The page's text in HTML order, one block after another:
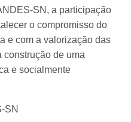
SN, a participação
o compromisso do
e com a valorização das
construção de uma
e socialmente
SN